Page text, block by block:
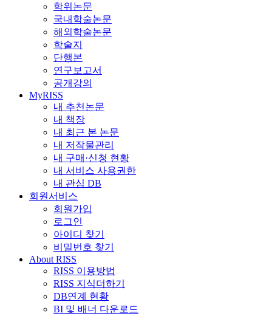
학위논문
국내학술논문
해외학술논문
학술지
단행본
연구보고서
공개강의
MyRISS
내 추천논문
내 책장
내 최근 본 논문
내 저작물관리
내 구매·신청 현황
내 서비스 사용권한
내 관심 DB
회원서비스
회원가입
로그인
아이디 찾기
비밀번호 찾기
About RISS
RISS 이용방법
RISS 지식더하기
DB연계 현황
BI 및 배너 다운로드